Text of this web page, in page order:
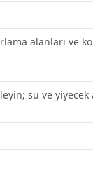
alanları ve
su ve yiyecek